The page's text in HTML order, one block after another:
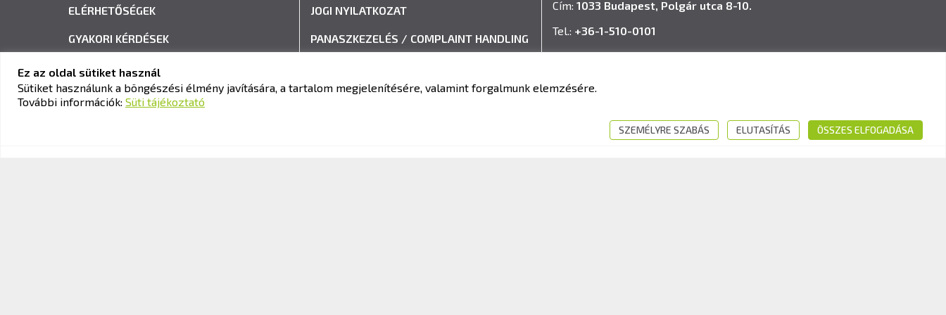
ELÉRHETŐSÉGEK
GYAKORI KÉRDÉSEK
ADATVÉDELEM
HÍRLEVÉL FELIRATKOZÁS
JOGI NYILATKOZAT
PANASZKEZELÉS / COMPLAINT HANDLING
IMPRESSZUM
Cím:1033 Budapest, Polgár utca 8-10.
Tel.: +36-1-510-0101
E-mail:info@kavk.hu
Ez az oldal sütiket használ
Sütiket használunk a böngészési élmény javítására, a tartalom megjelenítésére, valamint forgalmunk elemzésére.
További információk: Süti tájékoztató
SZEMÉLYRE SZABÁS ELUTASÍTÁS ÖSSZES ELFOGADÁSA